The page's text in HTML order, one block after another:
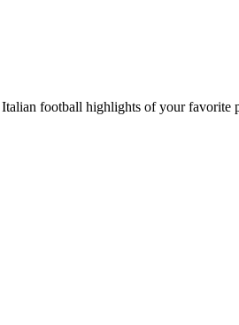
football highlights of your favorite